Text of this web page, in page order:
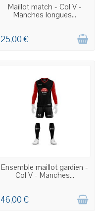
COMMANDE PERSONNALISÉE
Maillot match - Col V -
Manches longues...
25,00 €
COMMANDE PERSONNALISÉE
Ensemble maillot gardien -
Col V - Manches...
46,00 €